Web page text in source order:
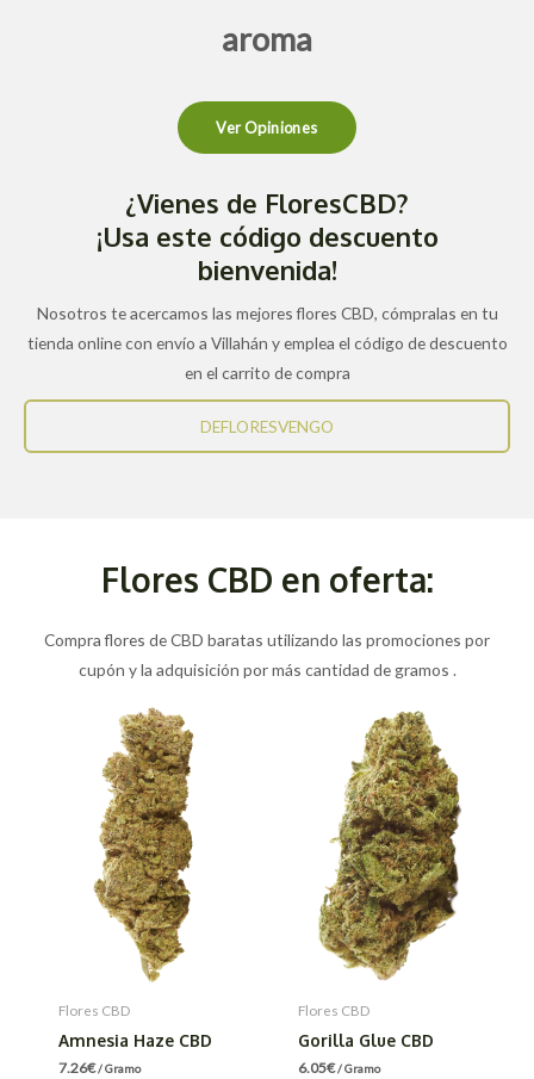
aroma
Ver Opiniones
¿Vienes de FloresCBD?
¡Usa este código descuento
bienvenida!
Nosotros te acercamos las mejores flores CBD, cómpralas en tu
tienda online con envío a Villahán y emplea el código de descuento
en el carrito de compra
DEFLORESVENGO
Flores CBD en oferta:
Compra flores de CBD baratas utilizando las promociones por
cupón y la adquisición por más cantidad de gramos .
Flores CBD
Amnesia Haze CBD
7.26€/ Gramo
Flores CBD
Gorilla Glue CBD
6.05€/ Gramo